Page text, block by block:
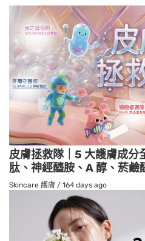
皮膚拯救隊｜5 大護膚成分
肽、神經醯胺、A 醇、菸鹼
Skincare 護膚 / 164 days ago